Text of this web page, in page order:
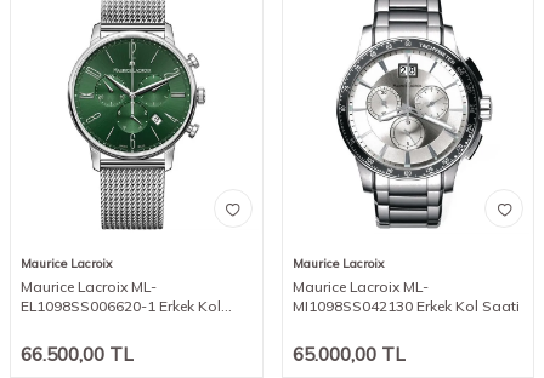
Maurice Lacroix
Maurice Lacroix ML-
EL1098SS006620-1 Erkek Kol
66.500,00 TL
Maurice Lacroix
Maurice Lacroix ML-
MI1098SS042130 Erkek Kol Saati
65.000,00TL